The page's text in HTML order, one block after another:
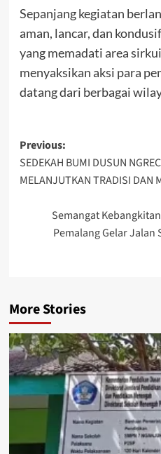
Sepanjang kegiatan
aman, lancar, dan
yang memadati area
menyaksikan aksi para
datang dari berbagai
Post
navigation
Previous:
SEDEKAH BUMI DUSUN
MELANJUTKAN TRADISI DAN
Semangat
Pemalang Gelar Jalan
More Stories